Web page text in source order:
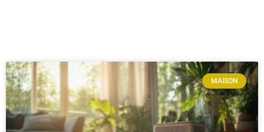
MAISON